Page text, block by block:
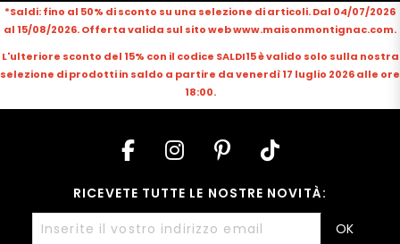
*Saldi: fino al 50% di sconto su una selezione di articoli. Dal 04/07/2026
al 15/08/2026. Offerta valida sul sito web www.maisonmontignac.com.
L'ulteriore sconto del 15% con il codice SALDI15 è valido solo sulla nostra
selezione di prodotti in saldo a partire da venerdì 17 luglio 2026 alle ore
18:00.
RICEVETE TUTTE LE NOSTRE NOVITÀ:
OK